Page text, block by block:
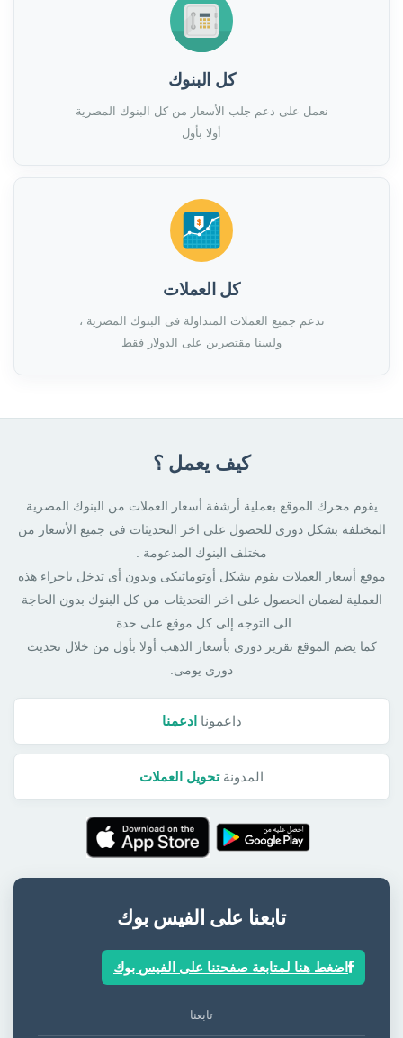
كل البنوك
نعمل على دعم جلب الأسعار من كل البنوك المصرية
أولا بأول
كل العملات
ندعم جميع العملات المتداولة فى البنوك المصرية ،
ولسنا مقتصرين على الدولار فقط
كيف يعمل ؟
يقوم محرك الموقع بعملية أرشفة أسعار العملات من البنوك المصرية
المختلفة بشكل دورى للحصول على اخر التحديثات فى جميع الأسعار من
مختلف البنوك المدعومة .
موقع أسعار العملات يقوم بشكل أوتوماتيكى وبدون أى تدخل باجراء هذه
العملية لضمان الحصول على اخر التحديثات من كل البنوك بدون الحاجة
الى التوجه إلى كل موقع على حدة.
كما يضم الموقع تقرير دورى بأسعار الذهب أولا بأول من خلال تحديث
دورى يومى.
داعمونا ادعمنا
المدونةتحويل العملات
تابعنا على الفيس بوك
اضغط هنا لمتابعة صفحتنا على الفيس بوك
تابعنا